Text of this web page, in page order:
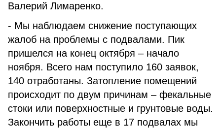
Валерий Лимаренко.
- Мы наблюдаем снижение поступающих
жалоб на проблемы с подвалами. Пик
пришелся на конец октября – начало
ноября. Всего нам поступило 160 заявок,
140 отработаны. Затопление помещений
происходит по двум причинам – фекальные
стоки или поверхностные и грунтовые воды.
Закончить работы еще в 17 подвалах мы